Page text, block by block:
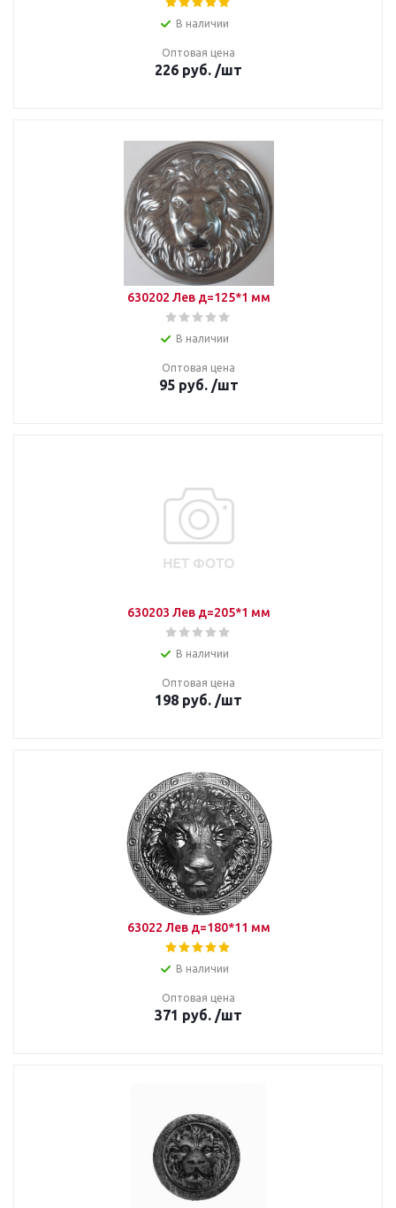
В наличии
Оптовая цена
226 руб. /шт
630202 Лев д=125*1 мм
В наличии
Оптовая цена
95руб. /шт
630203 Лев д=205*1 мм
В наличии
Оптовая цена
198 руб. /шт
63022 Лев д=180*11 мм
В наличии
Оптовая цена
371 руб. /шт